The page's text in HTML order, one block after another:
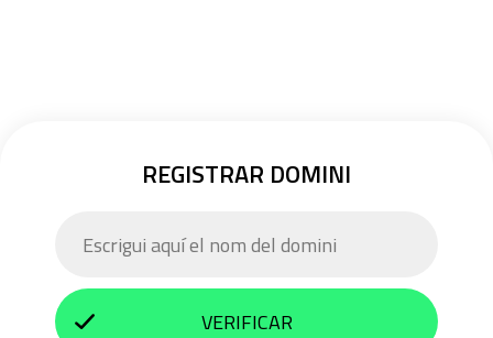
REGISTRAR DOMINI
VERIFICAR